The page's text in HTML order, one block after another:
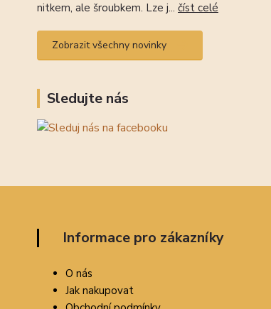
nitkem, ale šroubkem. Lze j... číst celé
Zobrazit všechny novinky
Sledujte nás
Informace pro zákazníky
O nás
Jak nakupovat